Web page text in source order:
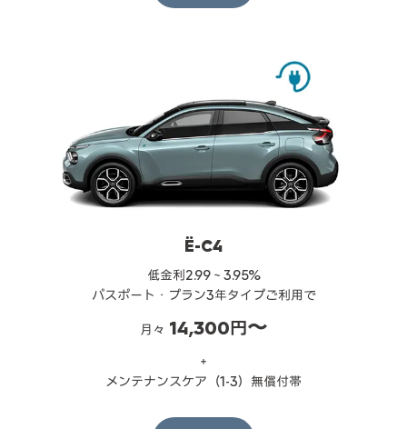
Ë-C4
低金利2.99～3.95%
パスポート・プラン3年タイプご利用で
月々 14,300円〜
＋
メンテナンスケア（1-3）無償付帯